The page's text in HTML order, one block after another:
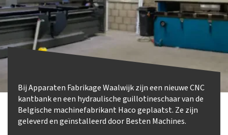
Bij Apparaten Fabrikage Waalwijk zijn een nieuwe CNC
kantbank en een hydraulische guillotineschaar van de
Belgische machinefabrikant Haco geplaatst. Ze zijn
geleverd en geïnstalleerd door Besten Machines.